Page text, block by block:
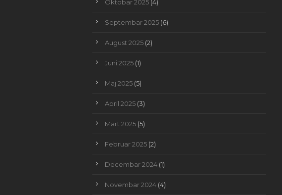
Oktobar 2025(4)
Septembar 2025(6)
August 2025(2)
Juni 2025(1)
Maj 2025(5)
April 2025(3)
Mart 2025(5)
Februar 2025(2)
Decembar 2024(1)
Novembar 2024(4)